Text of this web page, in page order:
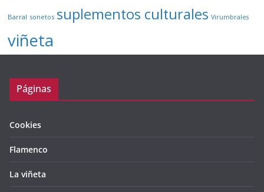
Barral sonetos suplementos culturales Virumbrales
viñeta
Páginas
Cookies
Flamenco
La viñeta